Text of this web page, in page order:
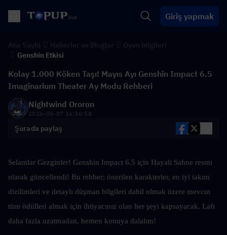
Giriş yapmak
Genshin Etkisi
Kolay 1.000 Köken Taşı! Mayıs Ayı Genshin Impact 6.5
Imaginarium Theater Ay Modu Rehberi
Nightwind Ororon
2026-05-07 16:36:58
Şurada paylaş
Selamlar Gezginler! Genshin Impact 6.5 için Hayali Sahne resmi
olarak güncellendi! Bu rehber; önerilen karakterler, en iyi takım
dizilimleri ve detaylı düşman bilgileri dahil olmak üzere mevcut
tüm ödülleri almak için ihtiyacınız olan her şeyi kapsayacak. Lafı
daha fazla uzatmadan, hemen konuya dalalım!